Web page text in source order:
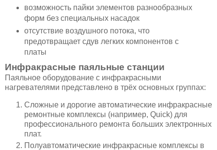
возможность пайки элементов разнообразных
форм без специальных насадок
отсутствие воздушного потока, что
предотвращает сдув легких компонентов с
платы
Инфракрасные паяльные станции
Паяльное оборудование с инфракрасными
нагревателями представлено в трёх основных группах:
Сложные и дорогие автоматические инфракрасные
ремонтные комплексы (например, Quick) для
профессионального ремонта больших электронных
плат.
Полуавтоматические инфракрасные комплексы в